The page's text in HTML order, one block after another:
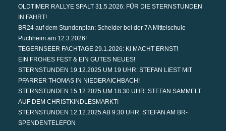
OLDTIMER RALLYE SPALT 31.5.2026: FÜR DIE STERNSTUNDEN
IN FAHRT!
BR24 auf dem Stundenplan: Scheider bei der 7A Mittelschule
Puchheim am 12.3.2026!
TEGERNSEER FACHTAGE 29.1.2026: KI MACHT ERNST!
EIN FROHES FEST & EIN GUTES NEUES!
STERNSTUNDEN 19.12.2025 UM 19 UHR: STEFAN LIEST MIT
PFARRER THOMAS IN NIEDERAICHBACH!
STERNSTUNDEN 15.12.2025 UM 18.30 UHR: STEFAN SAMMELT
AUF DEM CHRISTKINDLESMARKT!
STERNSTUNDEN 12.12.2025 AB 9:30 UHR: STEFAN AM BR-
SPENDENTELEFON